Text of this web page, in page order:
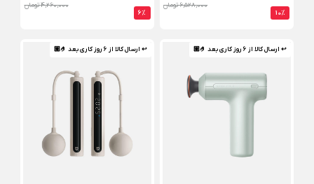
6,528,000 تومان
10%
4,260,000 تومان
6%
↩ ارسال کالا از 6 روز کاری بعد 🤌🏼 ↩ ارسال کالا از 6 روز کاری بعد 🤌🏼